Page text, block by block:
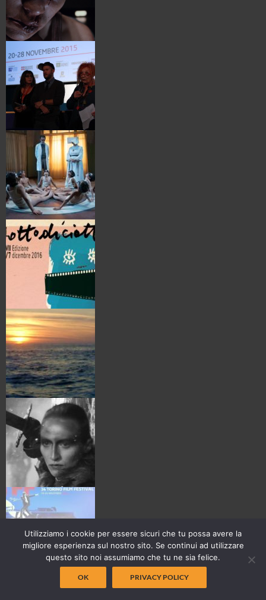
Utilizziamo i cookie per essere sicuri che tu possa avere la
migliore esperienza sul nostro sito. Se continui ad utilizzare
questo sito noi assumiamo che tu ne sia felice.
OK PRIVACY POLICY